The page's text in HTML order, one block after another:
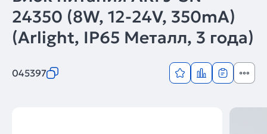
24350 (8W, 12-24V, 350mA)
(Arlight, IP65 Металл, 3 года)
045397